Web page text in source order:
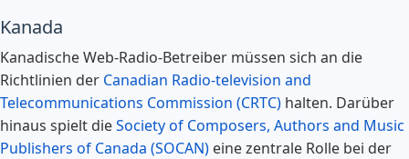
Kanada
Kanadische Web-Radio-Betreiber müssen sich an die
Richtlinien der Canadian Radio-television and
Telecommunications Commission (CRTC) halten. Darüber
hinaus spielt dieSociety of Composers, Authors and Music
Publishers of Canada (SOCAN) eine zentrale Rolle bei der